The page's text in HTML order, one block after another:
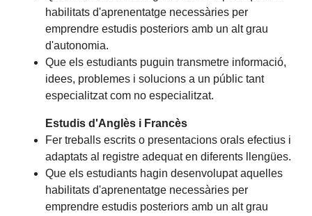
habilitats d'aprenentatge necessàries per
emprendre estudis posteriors amb un alt grau
d'autonomia.
Que els estudiants puguin transmetre informació,
idees, problemes i solucions a un públic tant
especialitzat com no especialitzat.
Estudis d'Anglès i Francès
Fer treballs escrits o presentacions orals efectius i
adaptats al registre adequat en diferents llengües.
Que els estudiants hagin desenvolupat aquelles
habilitats d'aprenentatge necessàries per
emprendre estudis posteriors amb un alt grau